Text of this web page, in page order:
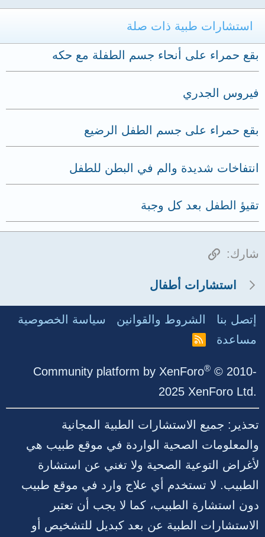
استشارات طبية ذات صلة
بقع حمراء على أنحاء جسم الطفلة مع حكه
فيروس الجدري
بقع حمراء على جسم الطفل الرضيع
انتفاخات شديدة والم في البطن للطفل
تقيؤ الطفل بعد كل وجبة
شارك: الرابط
استشارات أطفال
إتصل بنا الشروط والقوانين
سياسة الخصوصية
مساعدة
R
Community platform by XenForo® © 2010-
2025 XenForo Ltd.
تحذير: جميع الاستشارات الطبية المجانية
والمعلومات الصحية الواردة في موقع طبيب هي
لأغراض التوعية الصحية ولا تغني عن استشارة
الطبيب. لا تستخدم أي علاج وارد في موقع طبيب
دون استشارة الطبيب، كما لا يجب أن تعتبر
الاستشارات الطبية عن بعد كبديل للتشخيص أو